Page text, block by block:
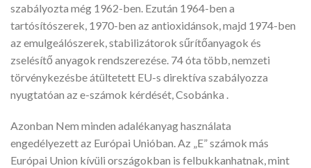
szabályozta még 1962-ben. Ezután 1964-ben a
tartósítószerek, 1970-ben az antioxidánsok, majd 1974-ben
az emulgeálószerek, stabilizátorok sűrítőanyagok és
zselésítő anyagok rendszerezése. 74 óta több, nemzeti
törvénykezésbe átültetett EU-s direktíva szabályozza
nyugtatóan az e-számok kérdését, Csobánka .
Azonban Nem minden adalékanyag használata
engedélyezett az Európai Unióban. Az „E” számok más
Európai Union kívüli országokban is felbukkanhatnak, mint